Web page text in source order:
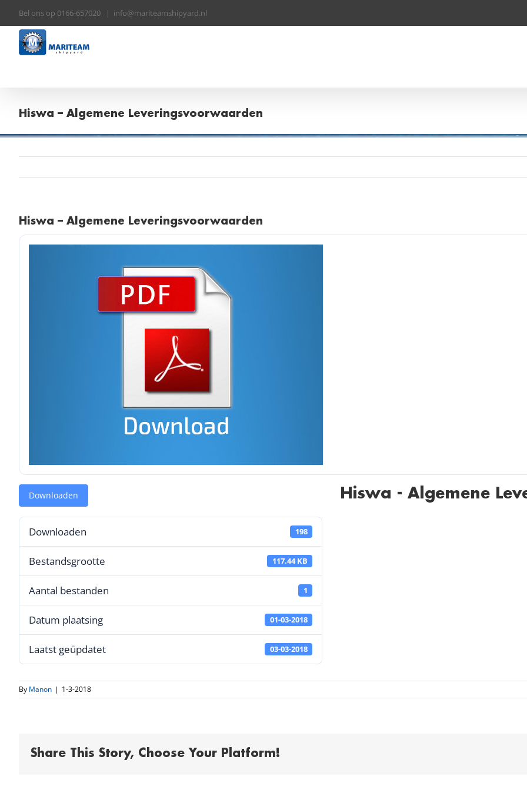
content
Bel ons op 0166-657020 | info@mariteamshipyard.nl
Hiswa – Algemene Leveringsvoorwaarden
Hiswa – Algemene Leveringsvoorwaarden
Downloaden
Downloaden 198
Bestandsgrootte 117.44 KB
Aantal bestanden 1
Datum plaatsing 01-03-2018
Laatst geüpdatet 03-03-2018
Hiswa - Algemene
By Manon | 1-3-2018
Share This Story, Choose Your Platform!